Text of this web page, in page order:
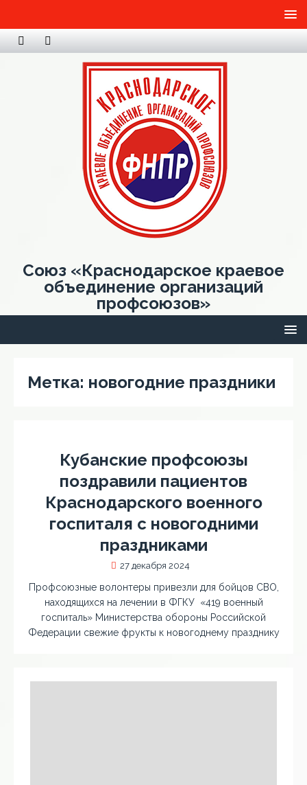
Союз «Краснодарское краевое
объединение организаций
профсоюзов»
Метка: новогодние праздники
Кубанские профсоюзы
поздравили пациентов
Краснодарского военного
госпиталя с новогодними
праздниками
27 декабря 2024
Профсоюзные волонтеры привезли для бойцов СВО,
находящихся на лечении в ФГКУ «419 военный
госпиталь» Министерства обороны Российской
Федерации свежие фрукты к новогоднему празднику